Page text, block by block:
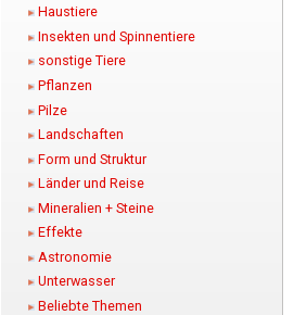
Haustiere
Insekten und Spinnentiere
sonstige Tiere
Pflanzen
Pilze
Landschaften
Form und Struktur
Länder und Reise
Mineralien + Steine
Effekte
Astronomie
Unterwasser
Beliebte Themen